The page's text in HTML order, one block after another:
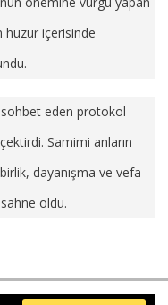
huzur içerisinde
eden protokol
Samimi anların
dayanışma ve vefa
oldu.